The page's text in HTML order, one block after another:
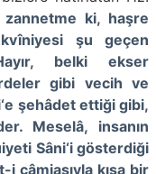
zannetme ki, haşre
şu geçen
belki ekser
gibi vecih ve
şehâdet ettiği gibi,
Meselâ, insanın
Sâni‘i gösterdiği
câmiasıyla kısa bir